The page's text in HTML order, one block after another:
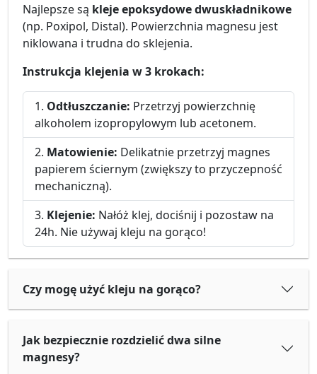
Najlepsze są kleje epoksydowe dwuskładnikowe
(np. Poxipol, Distal). Powierzchnia magnesu jest
niklowana i trudna do sklejenia.
Instrukcja klejenia w 3 krokach:
Odtłuszczanie: Przetrzyj powierzchnię
alkoholem izopropylowym lub acetonem.
Matowienie: Delikatnie przetrzyj magnes
papierem ściernym (zwiększy to przyczepność
mechaniczną).
Klejenie: Nałóż klej, dociśnij i pozostaw na
24h. Nie używaj kleju na gorąco!
Czy mogę użyć kleju na gorąco?
Jak bezpiecznie rozdzielić dwa silne
magnesy?